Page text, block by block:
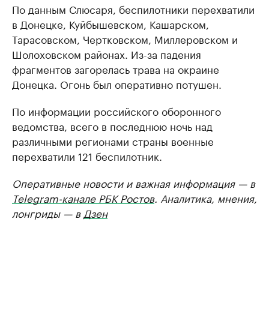
По данным Слюсаря, беспилотники перехватили
в Донецке, Куйбышевском, Кашарском,
Тарасовском, Чертковском, Миллеровском и
Шолоховском районах. Из-за падения
фрагментов загорелась трава на окраине
Донецка. Огонь был оперативно потушен.
По информации российского оборонного
ведомства, всего в последнюю ночь над
различными регионами страны военные
перехватили 121 беспилотник.
Оперативные новости и важная информация — в
Telegram-канале РБК Ростов. Аналитика, мнения,
лонгриды — в Дзен